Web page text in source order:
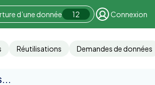
d’une donnée 12 Connexion
Réutilisations Demandes de données